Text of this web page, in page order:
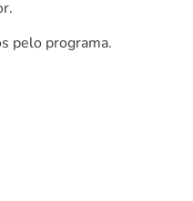
pelo programa.